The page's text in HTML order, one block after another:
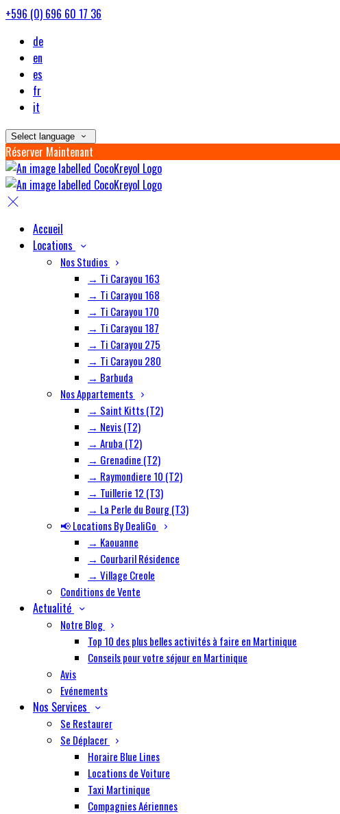
+596 (0) 696 60 17 36
de
en
es
fr
it
Select language
Réserver Maintenant
Accueil
Locations
Nos Studios
→ Ti Carayou 163
→ Ti Carayou 168
→ Ti Carayou 170
→ Ti Carayou 187
→ Ti Carayou 275
→ Ti Carayou 280
→ Barbuda
Nos Appartements
→ Saint Kitts (T2)
→ Nevis (T2)
→ Aruba (T2)
→ Grenadine (T2)
→ Raymondiere 10 (T2)
→ Tuillerie 12 (T3)
→ La Perle du Bourg (T3)
📢 Locations By DealiGo
→ Kaouanne
→ Courbaril Résidence
→ Village Creole
Conditions de Vente
Actualité
Notre Blog
Top 10 des plus belles activités à faire en Martinique
Conseils pour votre séjour en Martinique
Avis
Evénements
Nos Services
Se Restaurer
Se Déplacer
Horaire Blue Lines
Locations de Voiture
Taxi Martinique
Compagnies Aériennes